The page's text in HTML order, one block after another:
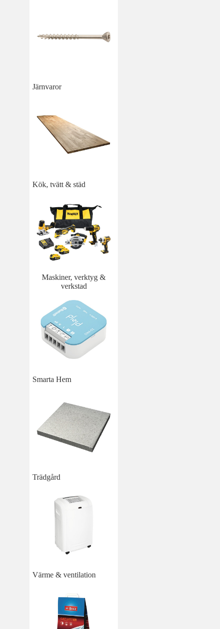
Järnvaror
Kök, tvätt & städ
Maskiner, verktyg &
verkstad
Smarta Hem
Trädgård
Värme & ventilation